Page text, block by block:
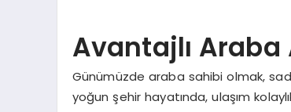
Avantajlı Araba
Günümüzde araba sahibi olmak,
yoğun şehir hayatında, ulaşım